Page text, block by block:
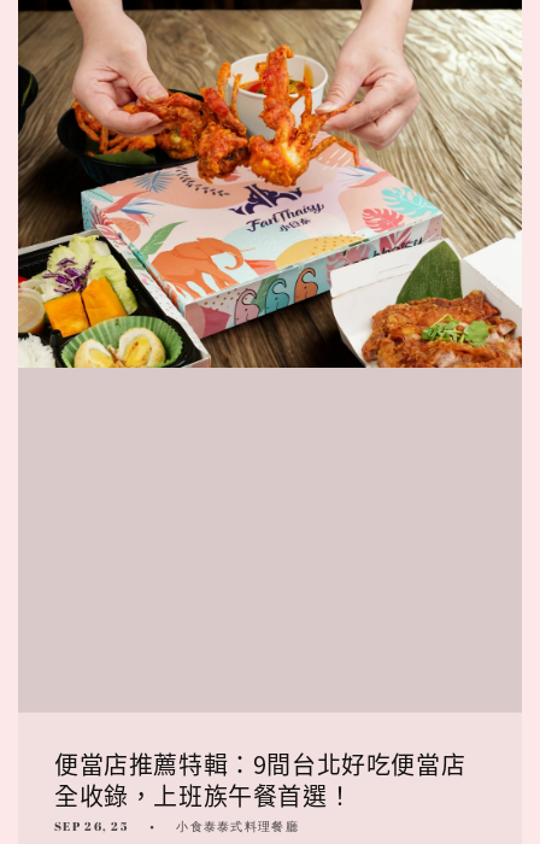
便當店推薦特輯：9間台北好吃便當店
全收錄，上班族午餐首選！
SEP 26, 25 小食泰泰式料理餐廳